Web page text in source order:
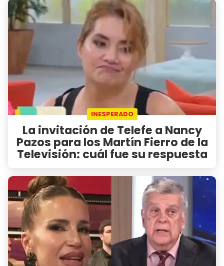
INESPERADO
La invitación de Telefe a Nancy
Pazos para los Martín Fierro de la
Televisión: cuál fue su respuesta